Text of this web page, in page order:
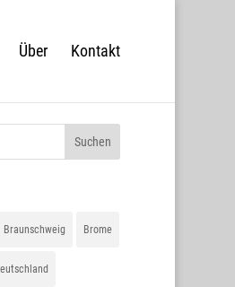
Über Kontakt
Braunschweig Brome